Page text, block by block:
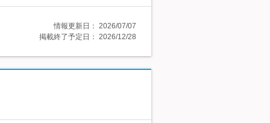
情報更新日： 2026/07/07
掲載終了予定日： 2026/12/28